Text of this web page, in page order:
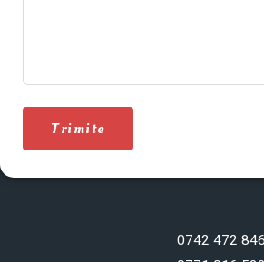
Trimite
0742 472 846